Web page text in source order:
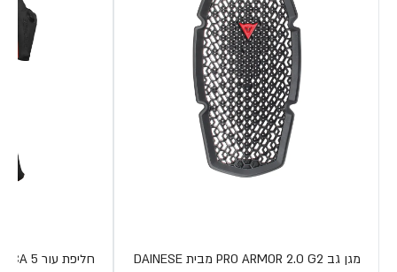
מגן גב PRO ARMOR 2.0 G2 מבית DAINESE חליפת עור LAGUNA SECA 5 מבית DAINESE